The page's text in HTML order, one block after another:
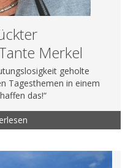
Merkel
geholte
Tagesthemen in einem
das!“